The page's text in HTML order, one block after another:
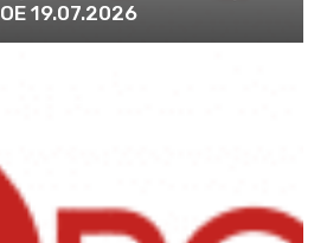
19.07.2026